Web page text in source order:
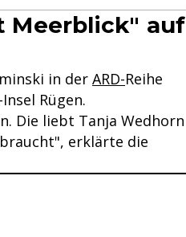
Meerblick" auf
in der ARD-Reihe
Rügen.
Die liebt Tanja Wedhorn
erklärte die